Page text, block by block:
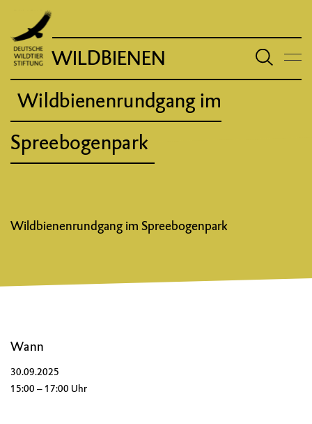
WILDBIENEN
Wildbienenrundgang im
Spreebogenpark
Wildbienenrundgang im Spreebogenpark
Wann
30.09.2025
15:00 – 17:00 Uhr